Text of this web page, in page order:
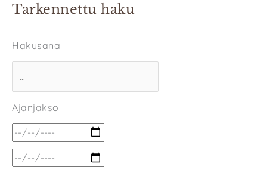
Tarkennettu haku
Hakusana
Ajanjakso